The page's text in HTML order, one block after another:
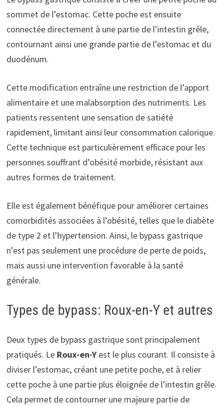
sommet de l’estomac. Cette poche est ensuite
connectée directement à une partie de l’intestin grêle,
contournant ainsi une grande partie de l’estomac et du
duodénum.
Cette modification entraîne une restriction de l’apport
alimentaire et une malabsorption des nutriments. Les
patients ressentent une sensation de satiété
rapidement, limitant ainsi leur consommation calorique.
Cette technique est particulièrement efficace pour les
personnes souffrant d’obésité morbide, résistant aux
autres formes de traitement.
Elle est également bénéfique pour améliorer certaines
comorbidités associées à l’obésité, telles que le diabète
de type 2 et l’hypertension. Ainsi, le bypass gastrique
n’est pas seulement une procédure de perte de poids,
mais aussi une intervention favorable à la santé
générale.
Types de bypass: Roux-en-Y et autres
Deux types de bypass gastrique sont principalement
pratiqués. Le Roux-en-Yest le plus courant. Il consiste à
diviser l’estomac, créant une petite poche, et à relier
cette poche à une partie plus éloignée de l’intestin grêle.
Cela permet de contourner une majeure partie de